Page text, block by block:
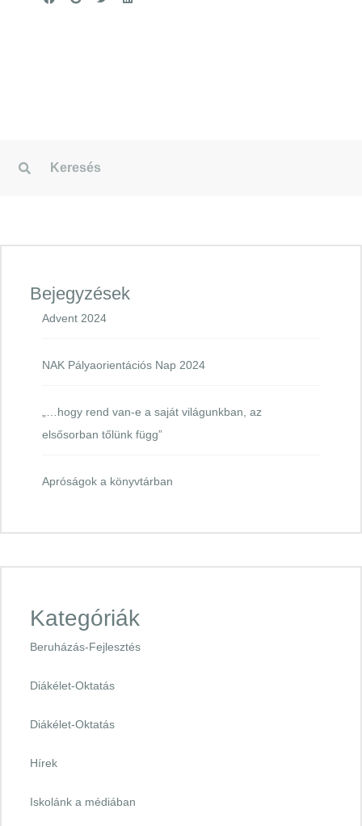
Bejegyzések
Advent 2024
NAK Pályaorientációs Nap 2024
„…hogy rend van-e a saját világunkban, az
elsősorban tőlünk függ”
Apróságok a könyvtárban
Kategóriák
Beruházás-Fejlesztés
Diákélet-Oktatás
Diákélet-Oktatás
Hírek
Iskolánk a médiában